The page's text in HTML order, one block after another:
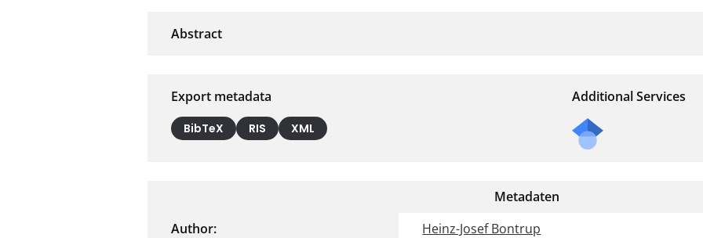
Export metadata
BibTeX RIS XML
Additional Services
Metadaten
Author:
Heinz-Josef Bontrup